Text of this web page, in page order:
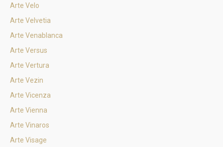
Arte Velo
Arte Velvetia
Arte Venablanca
Arte Versus
Arte Vertura
Arte Vezin
Arte Vicenza
Arte Vienna
Arte Vinaros
Arte Visage